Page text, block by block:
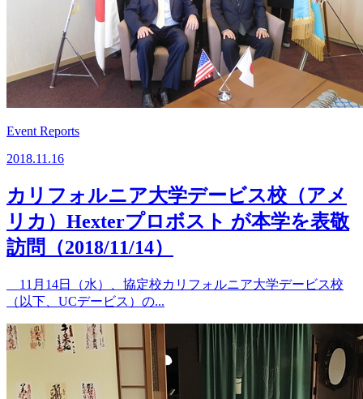
Event Reports
2018.11.16
カリフォルニア大学デービス校（アメ
リカ）Hexterプロボスト が本学を表敬
訪問（2018/11/14）
11月14日（水）、協定校カリフォルニア大学デービス校
（以下、UCデービス）の...